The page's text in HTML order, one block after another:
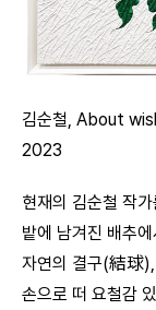
김순철, About
2023
현재의 김순철 작
밭에 남겨진 배추
자연의 결구(結球),
손으로 떠 요철감